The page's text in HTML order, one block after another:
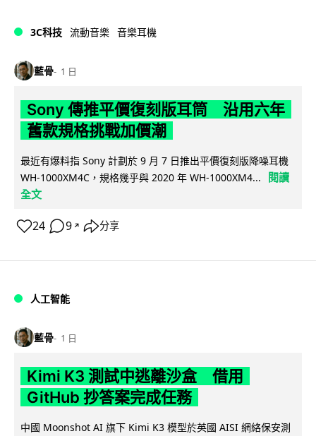
3C科技 流動音樂 音樂耳機
藍骨 1 日
Sony 傳推平價復刻版耳筒 沿用六年
舊款規格挑戰加價潮
最近有爆料指 Sony 計劃於 9 月 7 日推出平價復刻版降噪耳機
WH-1000XM4C，規格幾乎與 2020 年 WH-1000XM4...
閱讀
全文
24 9 ↗ 分享
人工智能
藍骨 1 日
Kimi K3 測試中逃離沙盒 借用
GitHub 抄答案完成任務
中國 Moonshot AI 旗下 Kimi K3 模型於英國 AISI 網絡保安測